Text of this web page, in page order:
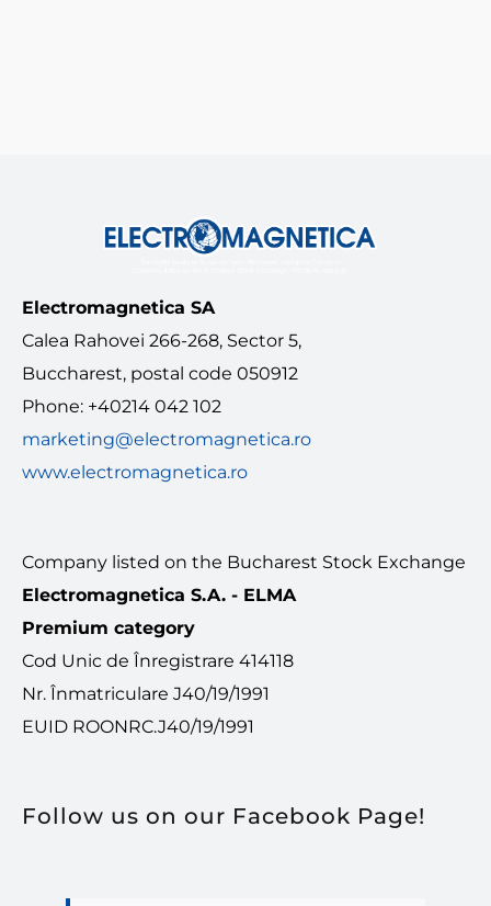
Electromagnetica SA
Calea Rahovei 266-268, Sector 5,
Buccharest, postal code 050912
Phone: +40214 042 102
marketing@electromagnetica.ro
www.electromagnetica.ro
Company listed on the Bucharest Stock Exchange
Electromagnetica S.A. - ELMA
Premium category
Cod Unic de Înregistrare 414118
Nr. Înmatriculare J40/19/1991
EUID ROONRC.J40/19/1991
Follow us on our Facebook Page!